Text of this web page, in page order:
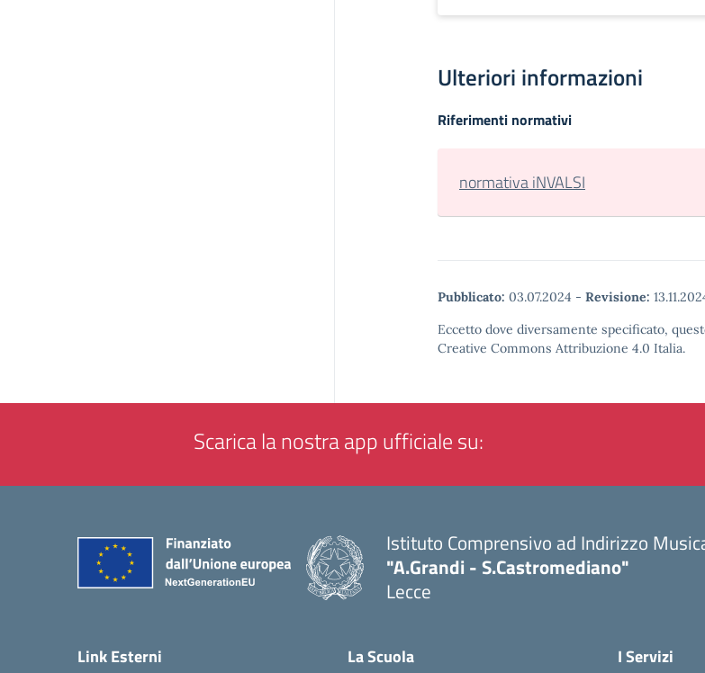
Ulteriori informazioni
Riferimenti normativi
normativa iNVALSI
Pubblicato: 03.07.2024 - Revisione:
Eccetto dove diversamente specificato,
Creative Commons Attribuzione 4.0 Italia.
Scarica la nostra app ufficiale su:
Istituto Comprensivo ad Indirizzo
"A.Grandi - S.Castromediano"
Lecce
Link Esterni La Scuola I Servizi